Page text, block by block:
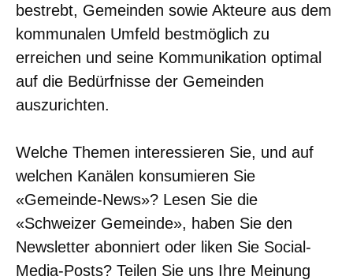
bestrebt, Gemeinden sowie Akteure aus dem
kommunalen Umfeld bestmöglich zu
erreichen und seine Kommunikation optimal
auf die Bedürfnisse der Gemeinden
auszurichten.
Welche Themen interessieren Sie, und auf
welchen Kanälen konsumieren Sie
«Gemeinde-News»? Lesen Sie die
«Schweizer Gemeinde», haben Sie den
Newsletter abonniert oder liken Sie Social-
Media-Posts? Teilen Sie uns Ihre Meinung